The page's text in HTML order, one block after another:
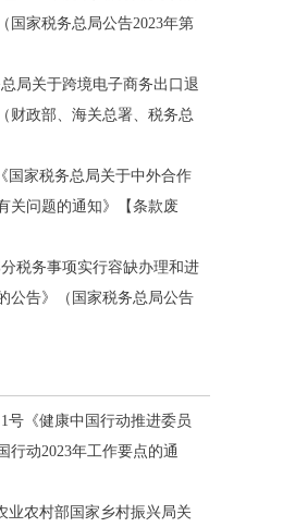
国家税务总局公告2023年第
局关于跨境电子商务出口退
财政部、海关总署、税务总
国家税务总局关于中外合作
关问题的通知》【条款废
税务事项实行容缺办理和进
公告》（国家税务总局公告
号《健康中国行动推进委员
行动2023年工作要点的通
业农村部国家乡村振兴局关